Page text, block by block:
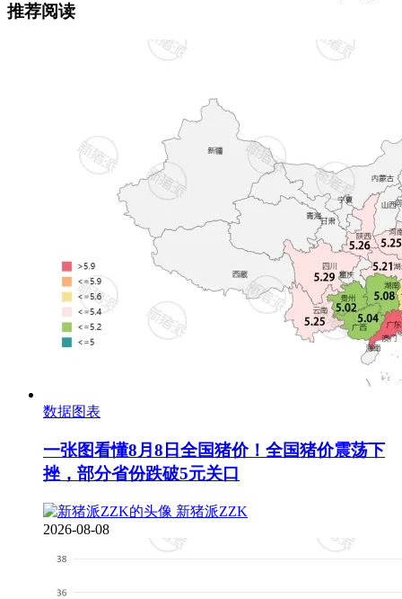
推荐阅读
数据图表
一张图看懂8月8日全国猪价！全国猪价震荡下
挫，部分省份跌破5元关口
新猪派ZZK
2026-08-08